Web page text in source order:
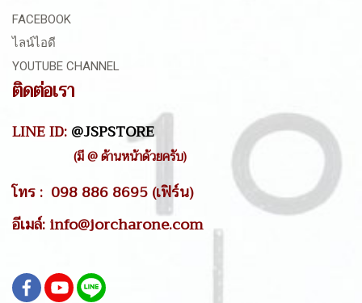
FACEBOOK
ไลน์ไอดี
YOUTUBE CHANNEL
ติดต่อเรา
LINE ID:@JSPSTORE
(มี @ ด้านหน้าด้วยครับ)
โทร : 098 886 8695 (เฟิร์น)
อีเมล์: info@jorcharone.com